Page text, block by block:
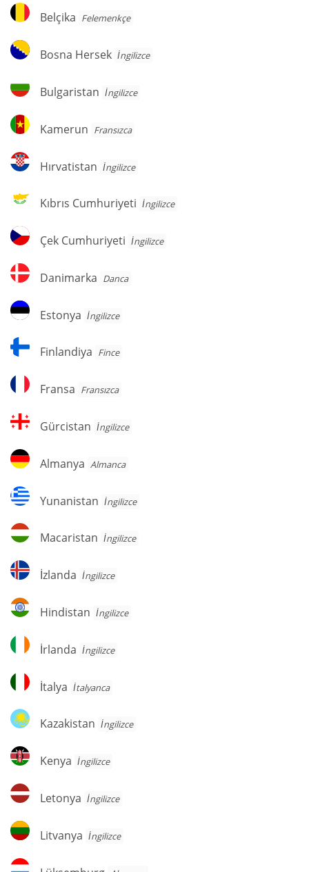
Belçika
Belçika Felemenkçe
Bosna
Hersek
Bosna Hersek İngilizce
Bulgaristan
Bulgaristan İngilizce
Kamerun
Kamerun Fransızca
Hırvatistan
Hırvatistan İngilizce
Kıbrıs
Cumhuriyeti
Kıbrıs Cumhuriyeti İngilizce
Çek
Cumhuriyeti
Çek Cumhuriyeti İngilizce
Danimarka
Danimarka Danca
Estonya
Estonya İngilizce
Finlandiya
Finlandiya Fince
Fransa
Fransa Fransızca
Gürcistan
Gürcistan İngilizce
Almanya
Almanya Almanca
Yunanistan
Yunanistan İngilizce
Macaristan
Macaristan İngilizce
İzlanda
İzlanda İngilizce
Hindistan
Hindistan İngilizce
İrlanda
İrlanda İngilizce
İtalya
İtalya İtalyanca
Kazakistan
Kazakistan İngilizce
Kenya
Kenya İngilizce
Letonya
Letonya İngilizce
Litvanya
Litvanya İngilizce
Lüksemburg